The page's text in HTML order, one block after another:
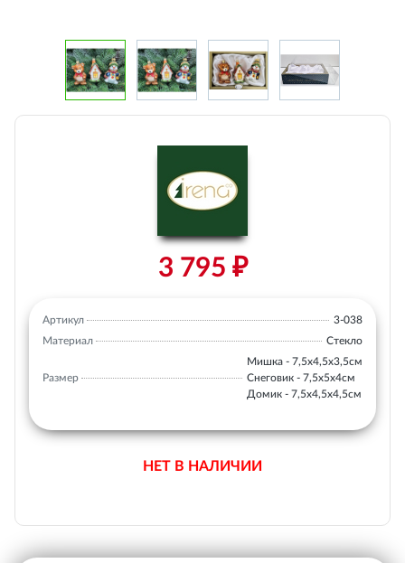
3 795 ₽
Артикул
3-038
Материал
Стекло
Размер
Мишка - 7,5х4,5х3,5см
Снеговик - 7,5х5х4см
Домик - 7,5х4,5х4,5см
НЕТ В НАЛИЧИИ